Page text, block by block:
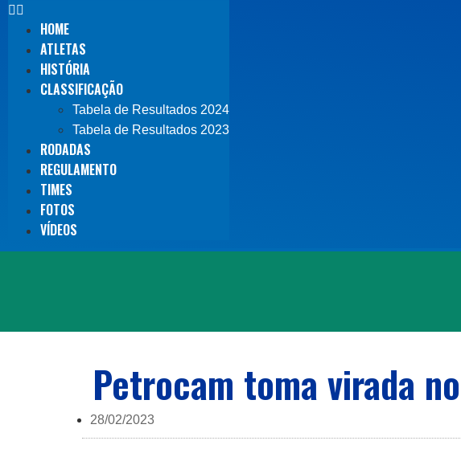
HOME
ATLETAS
HISTÓRIA
CLASSIFICAÇÃO
Tabela de Resultados 2024
Tabela de Resultados 2023
RODADAS
REGULAMENTO
TIMES
FOTOS
VÍDEOS
Petrocam toma virada
28/02/2023